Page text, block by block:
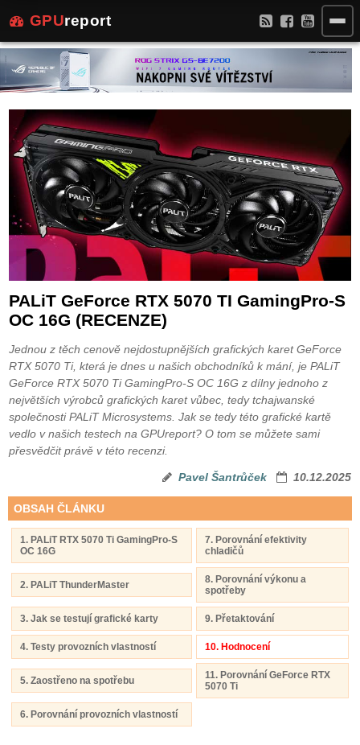
GPUreport
PALiT GeForce RTX 5070 TI GamingPro-S
OC 16G (RECENZE)
Jednou z těch cenově nejdostupnějších grafických karet GeForce
RTX 5070 Ti, která je dnes u našich obchodníků k mání, je PALiT
GeForce RTX 5070 Ti GamingPro-S OC 16G z dílny jednoho z
největších výrobců grafických karet vůbec, tedy tchajwanské
společnosti PALiT Microsystems. Jak se tedy této grafické kartě
vedlo v našich testech na GPUreport? O tom se můžete sami
přesvědčit právě v této recenzi.
Pavel Šantrůček 10.12.2025
OBSAH ČLÁNKU
1. PALiT RTX 5070 Ti GamingPro-S
OC 16G
7. Porovnání efektivity
chladičů
2. PALiT ThunderMaster
8. Porovnání výkonu a
spotřeby
3. Jak se testují grafické karty 9. Přetaktování
4. Testy provozních vlastností 10. Hodnocení
5. Zaostřeno na spotřebu
11. Porovnání GeForce RTX
5070 Ti
6. Porovnání provozních vlastností